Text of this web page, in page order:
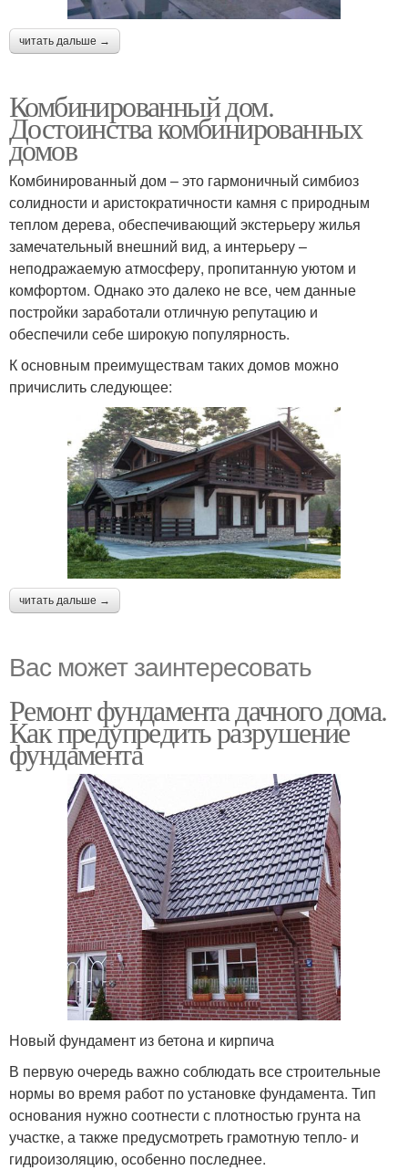
читать дальше →
Комбинированный дом.
Достоинства комбинированных
домов
Комбинированный дом – это гармоничный симбиоз
солидности и аристократичности камня с природным
теплом дерева, обеспечивающий экстерьеру жилья
замечательный внешний вид, а интерьеру –
неподражаемую атмосферу, пропитанную уютом и
комфортом. Однако это далеко не все, чем данные
постройки заработали отличную репутацию и
обеспечили себе широкую популярность.
К основным преимуществам таких домов можно
причислить следующее:
читать дальше →
Вас может заинтересовать
Ремонт фундамента дачного дома.
Как предупредить разрушение
фундамента
Новый фундамент из бетона и кирпича
В первую очередь важно соблюдать все строительные
нормы во время работ по установке фундамента. Тип
основания нужно соотнести с плотностью грунта на
участке, а также предусмотреть грамотную тепло- и
гидроизоляцию, особенно последнее.